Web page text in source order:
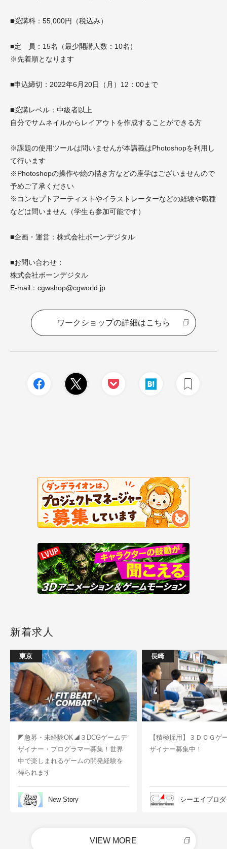
■受講料：55,000円（税込み）
■定 員：15名（最少開講人数：10名）
※先着順となります
■申込締切：2022年6月20日（月）12：00まで
■受講レベル：中級者以上
自分でサムネイルからレイアウトを作成することができる方
※課題の使用ツールは問いませんが本講義はPhotoshopを利用し
て行います
※Photoshopの操作や絵の描き方などの座学はございませんので
予めご了承ください
※コンセプトアーティストやイラストレーターなどの経験や職種
などは問いません（学生も参加可能です）
■企画・運営：株式会社ボーンデジタル
■お問い合わせ：
株式会社ボーンデジタル
E-mail：cgwshop@cgworld.jp
ワークショップの詳細はこちら
新着求人
東京
◤急募・未経験OK◢３DCGゲームデ
ザイナー・プログラマー募集！世界
中で楽しまれるゲームの開発経験を
得られます
New Story
長崎
【積極採用】３ＤＣＧゲ
ザイナー募集中！
シーエイプロ
VIEW MORE